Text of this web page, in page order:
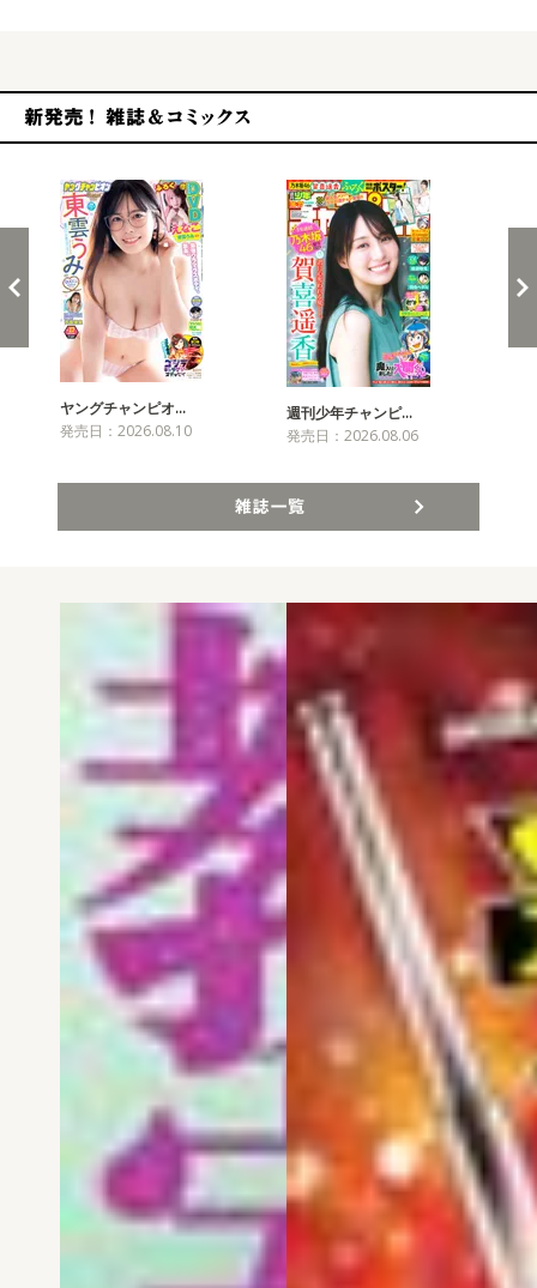
ヤングチャンピオ…
発売日：2026.08.10
週刊少年チャンピ…
発売日：2026.08.06